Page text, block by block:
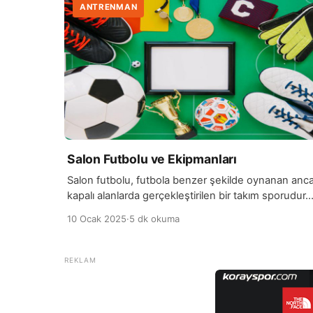
ANTRENMAN
Salon Futbolu ve Ekipmanları
Salon futbolu, futbola benzer şekilde oynanan
kapalı alanlarda gerçekleştirilen bir takım sporudur.
popüler bir spordur. Futbolun temel kurallarıyla
sınırlı alanlarda yapılır. Bu durum, oyunun hızını
ve oyuncuların daha fazla teknik beceri
kullanmalarını gerektirir. Salon futbolu, top kontrolü,
10 Ocak 2025·5 dk okuma